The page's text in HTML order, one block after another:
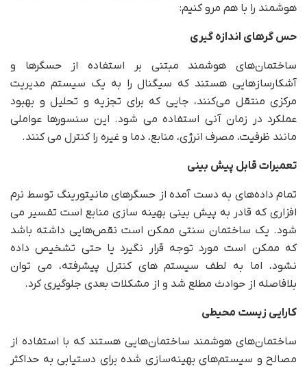
هوشمند را با هم مرو کنیم:
حس گرهای اندازه گیری
ساختمان‌های هوشمند مبتنی بر استفاده از حسگرها و
آشکارسازهایی هستند که سیگنال را به یک سیستم مدیریت
مرکزی منتقل می‌کنند، جایی که برای تجزیه و تحلیل و بهبود
عملکرد در زمان آنی استفاده می شود. این سنسورها عواملی
مانند ظرفیت، مصرف انرژی، منابع، دما و غیره را کنترل می کنند.
تعمیرات قابل پیش بینی
تمام داده‌های به دست آمده از حسگرهای مانیتورینگ توسط نرم
افزاری که قادر به پیش بینی بهینه سازی منابع است تفسیر می
شود. یک ساختمان سنتی ممکن است نقص‌هایی داشته باشد
که ممکن است مورد توجه قرار نگیرد یا حتی تشخیص داده
نشود، اما به لطف سیستم های کنترل پیشرفته، می توان
بلافاصله از حوادث مطلع شد و از مشکلات بعدی جلوگیری کرد.
کارایی زیست محیطی
ساختمان‌های هوشمند ساختمان‌هایی هستند که با استفاده از
مصالح و سیستم‌های بهینه‌سازی شده برای دستیابی به حداکثر